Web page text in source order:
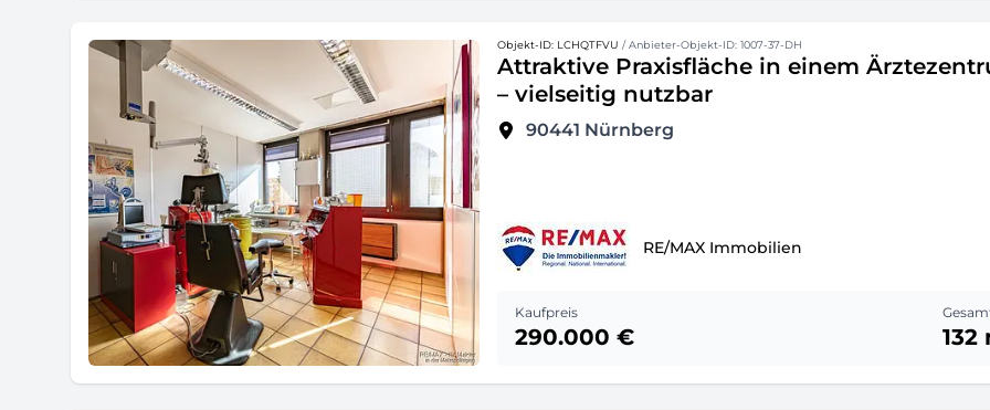
Objekt-ID: LCHQTFVU / Anbieter-Objekt-ID: 1007-37-DH
Attraktive Praxisfläche in einem
– vielseitig nutzbar
90441 Nürnberg
RE/MAX Immobilien
Kaufpreis
290.000 € 132